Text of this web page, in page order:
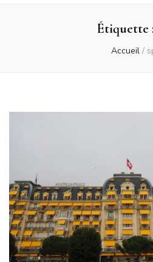
Étiquette
Accueil /